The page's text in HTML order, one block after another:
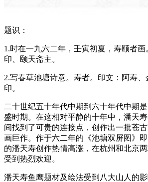
题识：
1.时在一九六二年，壬寅初夏，寿颐者
印、颐天斋主。
2.写春草池塘诗意。寿者。印文：阿寿
印。
二十世纪五十年代中期到六十年代中期
盛时期。在这相对平静的十年中，潘天
间找到了可贵的连接点，创作出一批苍
画巨作。作于六二年的《池塘双屏图》
的潘天寿创作热情高涨，在杭州和北京
受到热烈欢迎。
潘天寿鱼鹰题材及绘法受到八大山人的